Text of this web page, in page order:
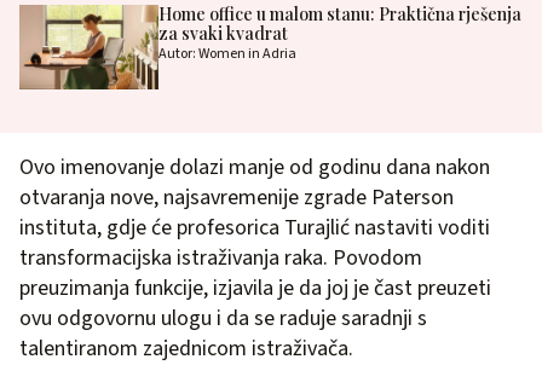
Home office u malom stanu: Praktična rješenja
za svaki kvadrat
Autor: Women in Adria
Ovo imenovanje dolazi manje od godinu dana nakon
otvaranja nove, najsavremenije zgrade Paterson
instituta, gdje će profesorica Turajlić nastaviti voditi
transformacijska istraživanja raka. Povodom
preuzimanja funkcije, izjavila je da joj je čast preuzeti
ovu odgovornu ulogu i da se raduje saradnji s
talentiranom zajednicom istraživača.